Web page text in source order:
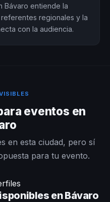
Bávaro entiende la
regionales y la
con la audiencia.
eventos en
en esta ciudad, pero sí
para tu evento.
en Bávaro